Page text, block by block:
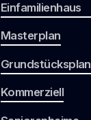
Einfamilienhaus
Masterplan
Grundstücksplan
Kommerziell